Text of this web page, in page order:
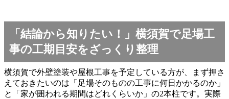
「結論から知りたい！」横須賀で足場工
事の工期目安をざっくり整理
横須賀で外壁塗装や屋根工事を予定している方が、まず押さ
えておきたいのは「足場そのものの工事に何日かかるのか」
と「家が囲われる期間はどれくらいか」の2本柱です。実際